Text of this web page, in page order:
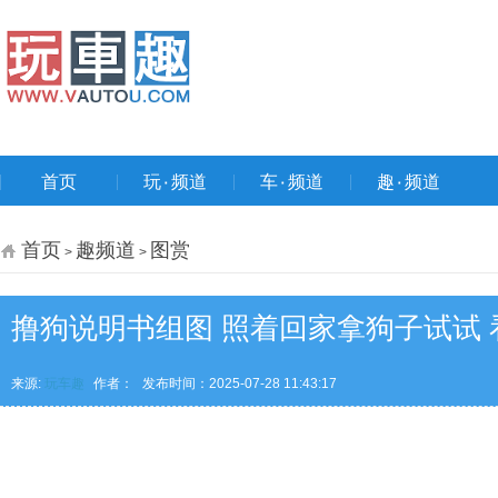
首页 玩۰频道 车۰频道 趣۰频道
首页 > 趣频道 > 图赏
撸狗说明书组图 照着回家拿狗子试试
来源: 玩车趣 作者： 发布时间：2025-07-28 11:43:17